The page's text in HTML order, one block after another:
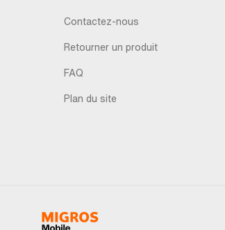
Contactez-nous
Retourner un produit
FAQ
Plan du site